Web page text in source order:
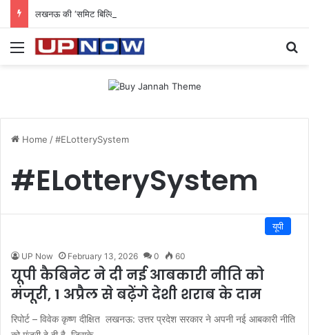
Menu
Home /#ELotterySystem
#ELotterySystem
यूपी
UP Now February 13, 2026 0 60
यूपी कैबिनेट ने दी नई आबकारी नीति को
मंजूरी, 1 अप्रैल से बढ़ेंगे देशी शराब के दाम
रिपोर्ट – विवेक कृष्ण दीक्षित लखनऊ: उत्तर प्रदेश सरकार ने अपनी नई आबकारी नीति